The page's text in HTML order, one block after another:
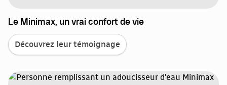
Le Minimax, un vrai confort de vie
Découvrez leur témoignage